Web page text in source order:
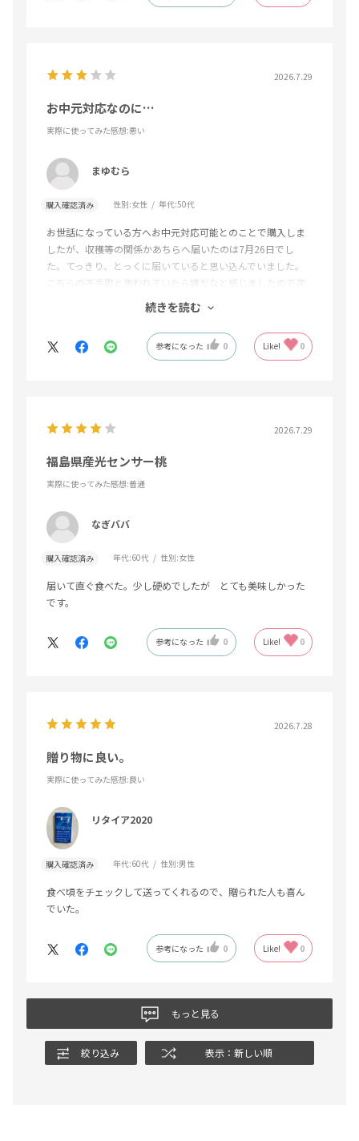
2026.7.29
お中元対応なのに…
実際に使ってみた感想:悪い
まゆむら
購入確認済み 性別:女性 年代:50代
お世話になっている方へお中元対応可能とのことで購入しま
したが、収穫等の関係かあちらへ届いたのは7月26日でし
た。てっきり、とっくに届いていると思い込んでいました。
こちらの不手際と思われていたら嫌だなと感じましたので次
回からは送るものに気をつけようとしみじみ思いました。商
品は喜んでくださいました。
続きを読む
参考になった 0 Like! 0
2026.7.29
福島県産光センサー桃
実際に使ってみた感想:普通
なぎババ
購入確認済み 年代:60代 性別:女性
届いて直ぐ食べた。少し硬めでしたが とても美味しかった
です。
参考になった 0 Like! 0
2026.7.28
贈り物に良い。
実際に使ってみた感想:良い
リタイア2020
購入確認済み 年代:60代 性別:男性
食べ頃をチェックして送ってくれるので、贈られた人も喜ん
でいた。
参考になった 0 Like! 0
もっと見る
絞り込み 表示：新しい順